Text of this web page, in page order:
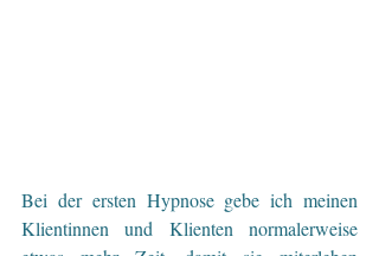
Bei der ersten Hypnose gebe ich meinen
Klientinnen und Klienten normalerweise